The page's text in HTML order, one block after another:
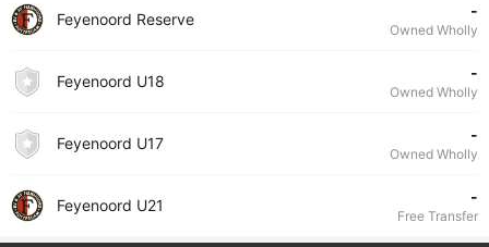
Feyenoord Reserve -
Owned Wholly
Feyenoord U18 -
Owned Wholly
Feyenoord U17 -
Owned Wholly
Feyenoord U21 -
Free Transfer